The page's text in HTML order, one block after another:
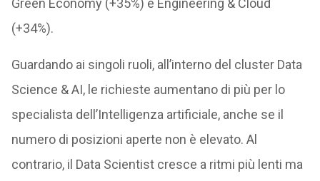
Green Economy (+35%) e Engineering & Cloud
(+34%).
Guardando ai singoli ruoli, all’interno del cluster Data
Science & AI, le richieste aumentano di più per lo
specialista dell’Intelligenza artificiale, anche se il
numero di posizioni aperte non è elevato. Al
contrario, il Data Scientist cresce a ritmi più lenti ma